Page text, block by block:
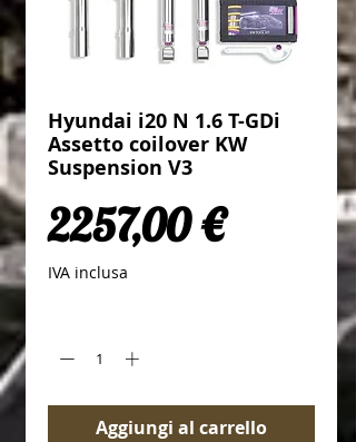
Hyundai i20 N 1.6 T-GDi
Assetto coilover KW
Suspension V3
2257,00 €Prezzo
IVA inclusa
Aggiungi al carrello